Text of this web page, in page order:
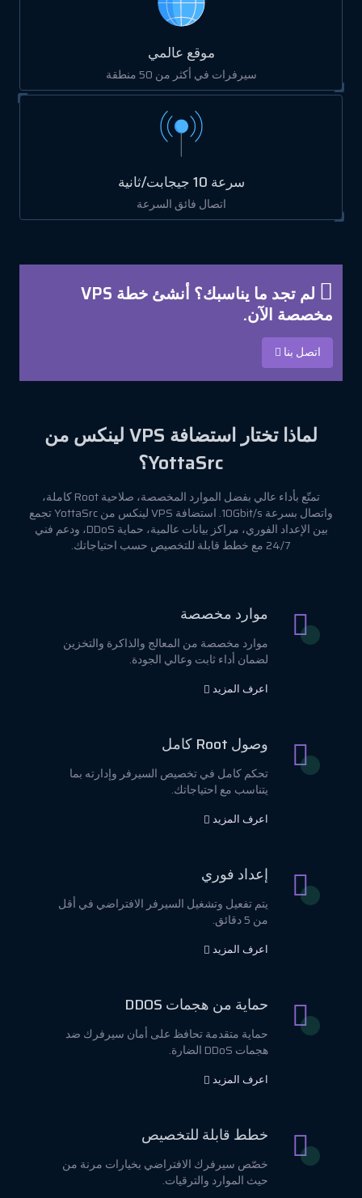
موقع عالمي
سيرفرات في أكثر من 50 منطقة
سرعة 10 جيجابت/ثانية
اتصال فائق السرعة
لم تجد ما يناسبك؟ أنشئ خطة VPS
مخصصة الآن.
اتصل بنا
لماذا تختار استضافة VPS لينكس من
YottaSrc؟
تمتّع بأداء عالي بفضل الموارد المخصصة، صلاحية Root كاملة،
واتصال بسرعة 10Gbit/s. استضافة VPS لينكس من YottaSrc تجمع
بين الإعداد الفوري، مراكز بيانات عالمية، حماية DDoS، ودعم فني
24/7 مع خطط قابلة للتخصيص حسب احتياجاتك.
موارد مخصصة
موارد مخصصة من المعالج والذاكرة والتخزين
لضمان أداء ثابت وعالي الجودة.
اعرف المزيد
وصول Root كامل
تحكم كامل في تخصيص السيرفر وإدارته بما
يتناسب مع احتياجاتك.
اعرف المزيد
إعداد فوري
يتم تفعيل وتشغيل السيرفر الافتراضي في أقل
من 5 دقائق.
اعرف المزيد
حماية من هجمات DDOS
حماية متقدمة تحافظ على أمان سيرفرك ضد
هجمات DDoS الضارة.
اعرف المزيد
خطط قابلة للتخصيص
خصّص سيرفرك الافتراضي بخيارات مرنة من
حيث الموارد والترقيات.